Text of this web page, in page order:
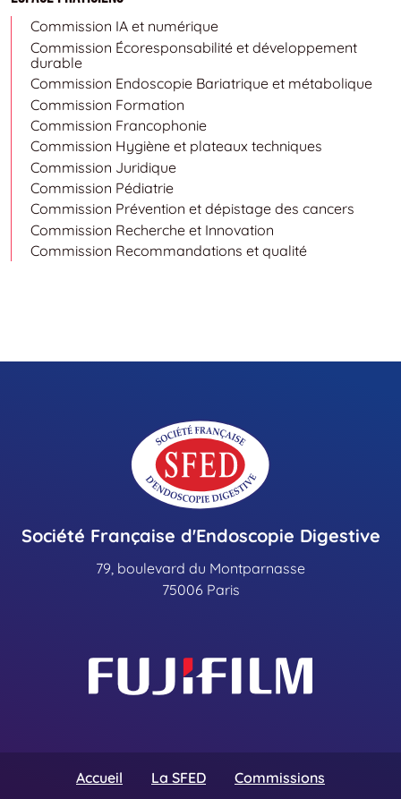
Commission IA et numérique
Commission Écoresponsabilité et développement
durable
Commission Endoscopie Bariatrique et métabolique
Commission Formation
Commission Francophonie
Commission Hygiène et plateaux techniques
Commission Juridique
Commission Pédiatrie
Commission Prévention et dépistage des cancers
Commission Recherche et Innovation
Commission Recommandations et qualité
Société Française d'Endoscopie Digestive
79, boulevard du Montparnasse
75006 Paris
Accueil La SFED Commissions